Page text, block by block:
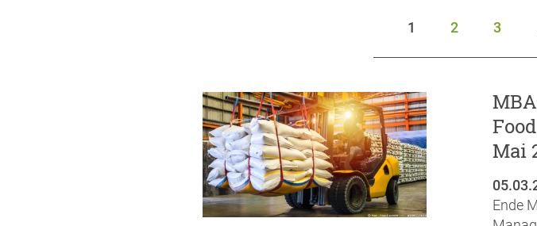
1 2 3
Mai
Ende